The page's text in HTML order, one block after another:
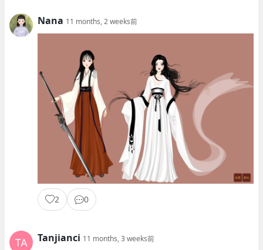
Nana 11 months, 2 weeks前
2 0
Tanjianci 11 months, 3 weeks前